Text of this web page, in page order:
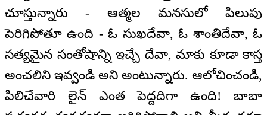
చూస్తున్నారు - ఆత్మల మనసులో పిలుపు
పెరిగిపోతూ ఉంది - ఓ సుఖదేవా, ఓ శాంతిదేవా, ఓ
సత్యమైన సంతోషాన్ని ఇచ్చే దేవా, మాకు కూడా కాస్త
అంచలిని ఇవ్వండి అని అంటున్నారు. ఆలోచించండి,
పిలిచేవారి లైన్ ఎంత పెద్దదిగా ఉంది! బాబా